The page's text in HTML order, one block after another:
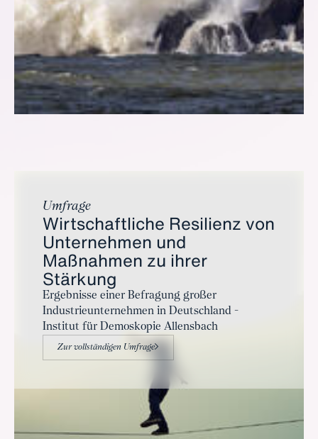
Umfrage
Wirtschaftliche Resilienz von
Unternehmen und
Maßnahmen zu ihrer
Stärkung
Ergebnisse einer Befragung großer
Industrieunternehmen in Deutschland -
Institut für Demoskopie Allensbach
Zur vollständigen Umfrage